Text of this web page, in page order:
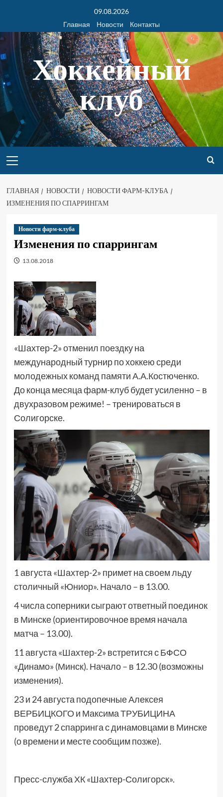
09.08.2026
Главная
Новости Контакты
Хоккейный
клуб
ГЛАВНАЯ НОВОСТИ
НОВОСТИ ФАРМ-КЛУБА
ИЗМЕНЕНИЯ ПО СПАРРИНГАМ
Новости фарм-клуба
Изменения по спаррингам
13.08.2018
«Шахтер-2» отменил поездку на
международный турнир по хоккею среди
молодежных команд памяти А.А.Костюченко.
До конца месяца фарм-клуб будет усиленно – в
двухразовом режиме! – тренироваться в
Солигорске.
1 августа «Шахтер-2» примет на своем льду
столичный «Юниор». Начало – в 13.00.
4 числа соперники сыграют ответный поединок
в Минске (ориентировочное время начала
матча – 13.00).
11 августа «Шахтер-2» встретится с БФСО
«Динамо» (Минск). Начало – в 12.30 (возможны
изменения).
23 и 24 августа подопечные Алексея
ВЕРБИЦКОГО и Максима ТРУБИЦИНА
проведут 2 спарринга с динамовцами в Минске
(о времени и месте сообщим позже).
Пресс-служба ХК «Шахтер-Солигорск».